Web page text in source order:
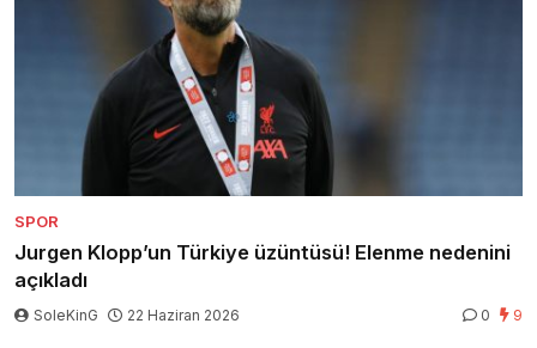
SPOR
Jurgen Klopp’un Türkiye üzüntüsü! Elenme nedenini
açıkladı
SoleKinG 22 Haziran 2026 0 9